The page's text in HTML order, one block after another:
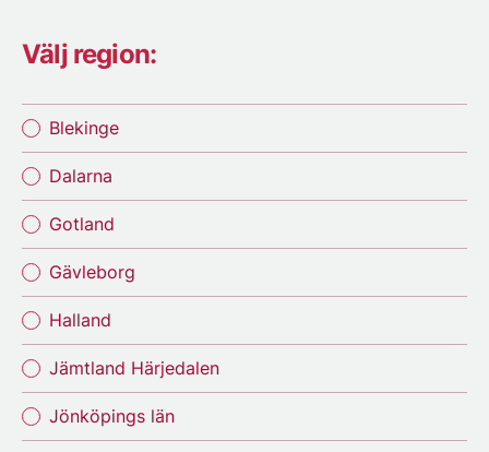
Välj region:
Blekinge
Dalarna
Gotland
Gävleborg
Halland
Jämtland Härjedalen
Jönköpings län